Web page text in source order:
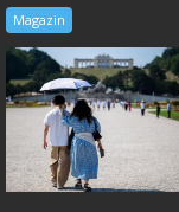
Magazin